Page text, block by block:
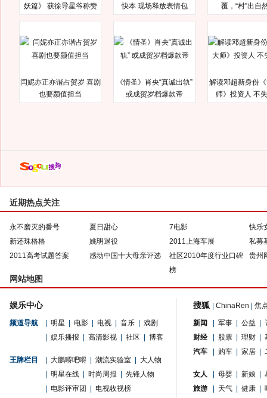
妖篇》 获徐导星爷称赞
快本 现场释放表情包
覆，“村”出自
闫妮亦正亦谐占贺岁 喜剧
也要颜值担当
《情圣》肖央“真诚出轨”
或成贺岁档爆款帝
解读邓超新身份
师》投资人 不
近期热点关注
永不磨灭的番号 夏日甜心 7电影
快乐
新还珠格格
姚明退役 2011上海车展
私募
2011高考试题答案
感动中国十大母亲评选
社区2010年度行业口碑
榜
贵州
网站地图
娱乐中心
频道导航 明星 电影 电视 音乐
戏剧
娱乐播报 高清影视 社区 博客
王牌栏目 大鹏嘚吧嘚 潮流实验室
大人物
明星在线 时尚周报
先锋人物
电影评审团 电视收视榜
搜狐 ChinaRen 焦
新闻 军事 公益
财经
股票 理财
汽车
购车 家居
女人 母婴 新娘
旅游
天气 健康